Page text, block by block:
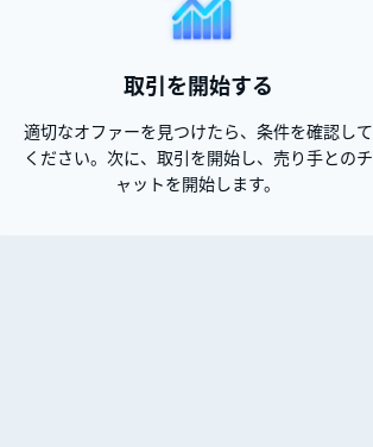
取引を開始する
適切なオファーを見つけたら、条件を確認して
ください。次に、取引を開始し、売り手とのチ
ャットを開始します。